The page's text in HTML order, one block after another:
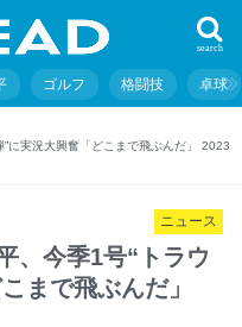
search
ゴルフ 格闘技 卓球
に実況大興奮「どこまで飛ぶんだ」 2023
ニュース
、今季1号“トラウ
まで飛ぶんだ」